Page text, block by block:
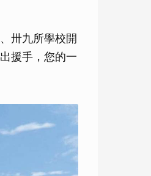
卅九所學校開
援手，您的一